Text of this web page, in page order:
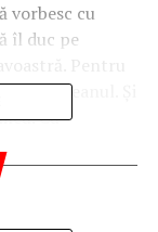
vorbesc cu
îl duc pe
cetățeanul. Și
Cu
pe Călin